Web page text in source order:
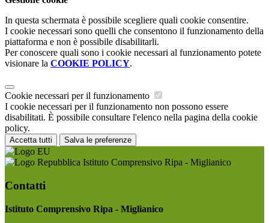
In questa schermata è possibile scegliere quali cookie consentire.
I cookie necessari sono quelli che consentono il funzionamento della
piattaforma e non è possibile disabilitarli.
Per conoscere quali sono i cookie necessari al funzionamento potete
visionare la COOKIE POLICY.
Cookie necessari per il funzionamento
I cookie necessari per il funzionamento non possono essere
disabilitati. È possibile consultare l'elenco nella pagina della cookie
policy.
Accetta tutti Salva le preferenze
Istituto Comprensivo Ripa - Miglianico
Contatti
Istituto Comprensivo Ripa - Miglianico